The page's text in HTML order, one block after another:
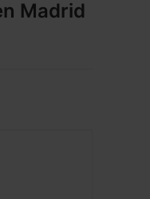
Madrid